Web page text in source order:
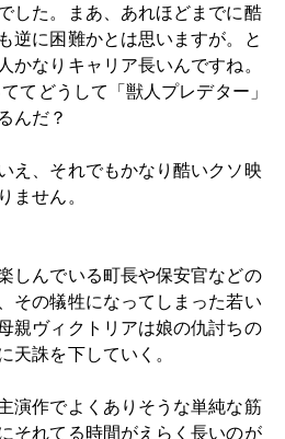
した。まあ、あれほどまでに酷
逆に困難かとは思いますが。と
かなりキャリア長いんですね。
てどうして「獣人プレデター」
んだ？
え、それでもかなり酷いクソ映
ません。
しんでいる町長や保安官などの
その犠牲になってしまった若い
親ヴィクトリアは娘の仇討ちの
天誅を下していく。
演作でよくありそうな単純な筋
それてる時間がえらく長いのが